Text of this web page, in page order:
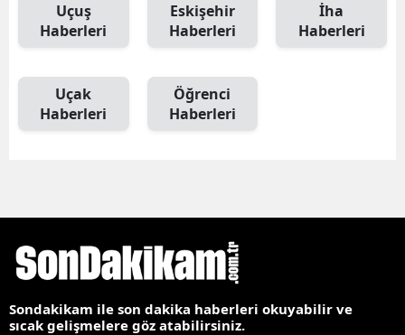
Uçuş
Haberleri
Eskişehir
Haberleri
İha
Haberleri
Uçak
Haberleri
Öğrenci
Haberleri
Sondakikam ile son dakika haberleri okuyabilir ve
sıcak gelişmelere göz atabilirsiniz.